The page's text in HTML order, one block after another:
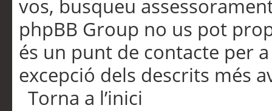
vos, busqueu
phpBB Group no us pot
és un punt de contacte per
excepció dels descrits més
Torna a l’inici